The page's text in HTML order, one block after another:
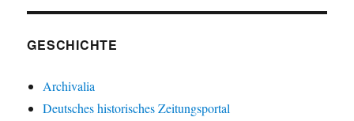
GESCHICHTE
Archivalia
Deutsches historisches Zeitungsportal